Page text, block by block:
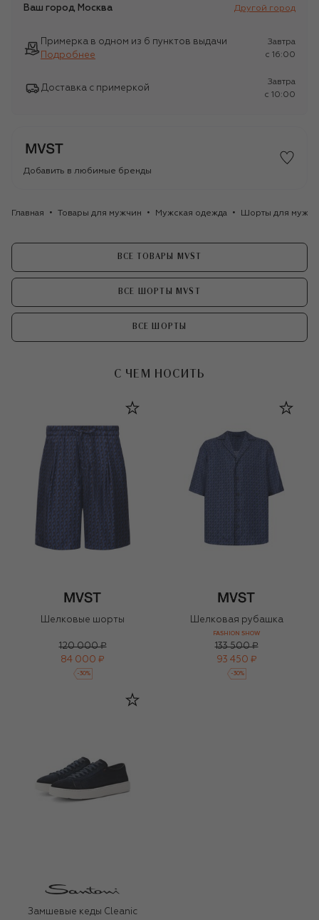
Ваш город Москва Другой город
Примерка в одном из 6 пунктов выдачи
Подробнее
Завтра
c 16:00
Доставка с примеркой
Завтра
c 10:00
Добавить в любимые бренды
Главная Товары для мужчин Мужская одежда Шорты для
ВСЕ ТОВАРЫ MVST
ВСЕ ШОРТЫ MVST
ВСЕ ШОРТЫ
С ЧЕМ НОСИТЬ
Шелковые шорты
120 000 ₽
84 000 ₽
-30%
Шелковая рубашка
FASHION SHOW
133 500 ₽
93 450 ₽
-30%
Замшевые кеды Cleanic